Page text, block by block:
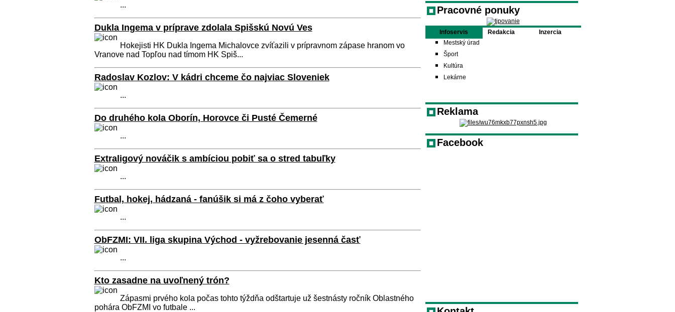
...
Dukla Ingema v príprave zdolala Spišskú Novú Ves
Hokejisti HK Dukla Ingema Michalovce zvíťazili v prípravnom zápase hranom vo
Vranove nad Topľou nad tímom HK Spiš...
Radoslav Kozlov: V kádri chceme čo najviac Sloveniek
...
Do druhého kola Oborín, Horovce či Pusté Čemerné
...
Extraligový nováčik s ambíciou pobiť sa o stred tabuľky
...
Futbal, hokej, hádzaná - fanúšik si má z čoho vyberať
...
ObFZMI: VII. liga skupina Východ - vyžrebovanie jesenná časť
...
Kto zasadne na uvoľnený trón?
Zápasmi prvého kola počas tohto týždňa odštartuje už šestnásty ročník Oblastného
pohára ObFZMI vo futbale ...
Pracovné ponuky
Infoservis Redakcia
Inzercia
Mestský úrad
Šport
Kultúra
Lekárne
Reklama
Facebook